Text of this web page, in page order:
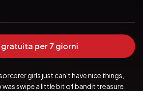
gratuita per 7 giorni
girls just can't have nice things,
was swipe a little bit of bandit treasure.